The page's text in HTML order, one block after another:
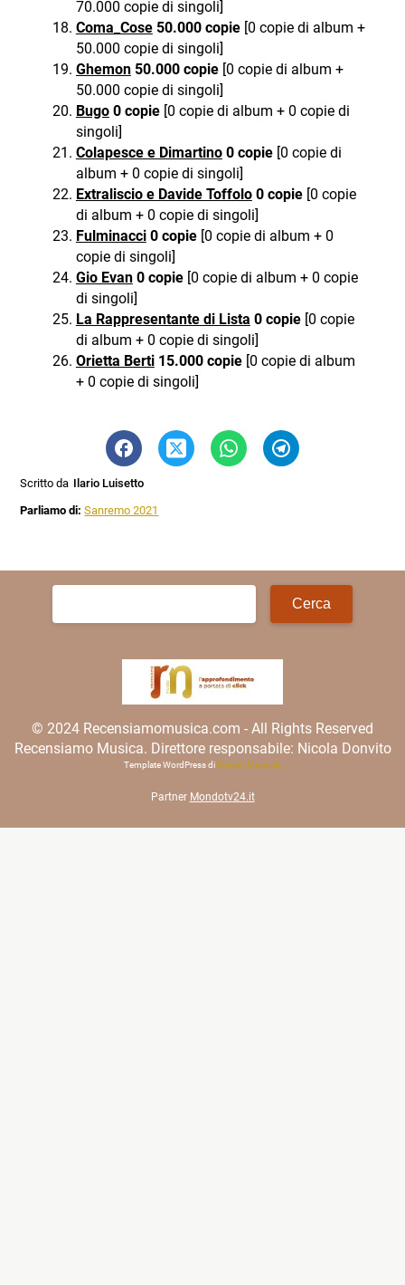
70.000 copie di singoli]
Coma_Cose 50.000 copie [0 copie di album +
50.000 copie di singoli]
Ghemon50.000 copie [0 copie di album +
50.000 copie di singoli]
Bugo0 copie [0 copie di album + 0 copie di
singoli]
Colapesce e Dimartino0 copie [0 copie di
album + 0 copie di singoli]
Extraliscio e Davide Toffolo0 copie [0 copie
di album + 0 copie di singoli]
Fulminacci0 copie [0 copie di album + 0
copie di singoli]
Gio Evan 0 copie [0 copie di album + 0 copie
di singoli]
La Rappresentante di Lista 0 copie [0 copie
di album + 0 copie di singoli]
Orietta Berti 15.000 copie [0 copie di album
+ 0 copie di singoli]
Scritto da Ilario Luisetto
Parliamo di:Sanremo 2021
Ricerca
© 2024 Recensiamomusica.com - All Rights Reserved
Recensiamo Musica. Direttore responsabile: Nicola Donvito
Template WordPress di Matteo Morreale
Partner Mondotv24.it